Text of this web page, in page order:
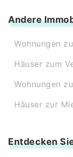
Andere
Wohnungen
Häuser zum
Wohnungen
Häuser zur
Entdecken